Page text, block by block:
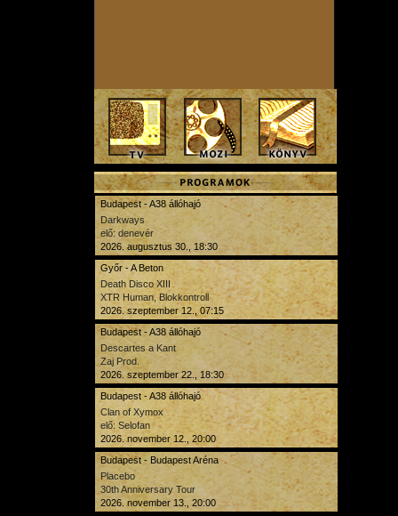
Budapest - A38 állóhajó
Darkways
elő: denevér
2026. augusztus 30., 18:30
Győr - A Beton
Death Disco XIII
XTR Human, Blokkontroll
2026. szeptember 12., 07:15
Budapest - A38 állóhajó
Descartes a Kant
Zaj Prod.
2026. szeptember 22., 18:30
Budapest - A38 állóhajó
Clan of Xymox
elő: Selofan
2026. november 12., 20:00
Budapest - Budapest Aréna
Placebo
30th Anniversary Tour
2026. november 13., 20:00